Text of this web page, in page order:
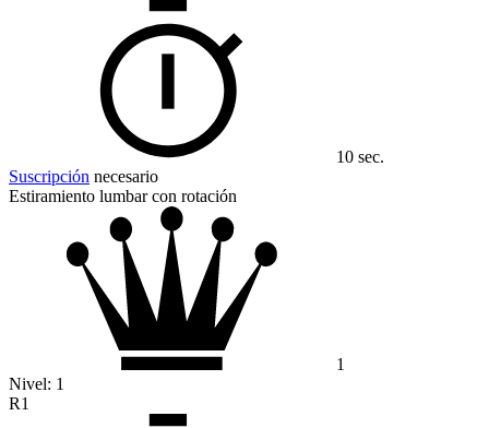
10 sec.
Suscripción necesario
Estiramiento lumbar con rotación
1
Nivel: 1
R1